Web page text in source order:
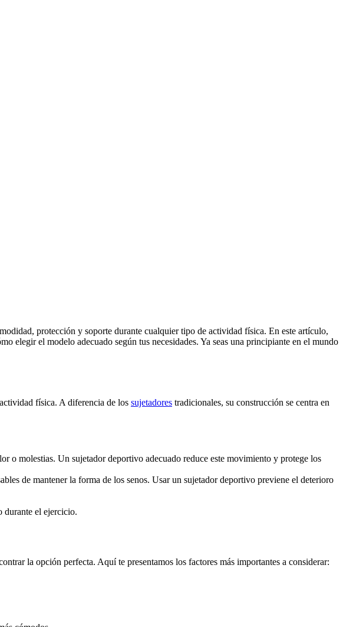
protección y soporte durante cualquier tipo de actividad física. En este artículo,
elegir el modelo adecuado según tus necesidades. Ya seas una principiante en el mundo
física. A diferencia de los sujetadores tradicionales, su construcción se centra en
o molestias. Un sujetador deportivo adecuado reduce este movimiento y protege los
de mantener la forma de los senos. Usar un sujetador deportivo previene el deterioro
durante el ejercicio.
la opción perfecta. Aquí te presentamos los factores más importantes a considerar: